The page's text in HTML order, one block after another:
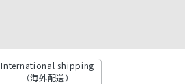
International shipping
（海外配送）